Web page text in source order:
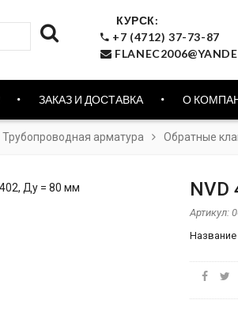
КУРСК:
+7 (4712) 37-73-87
ЗАКАЗ И ДОСТАВКА О
Трубопроводная арматура Обратные
NVD
Артикул:
Название